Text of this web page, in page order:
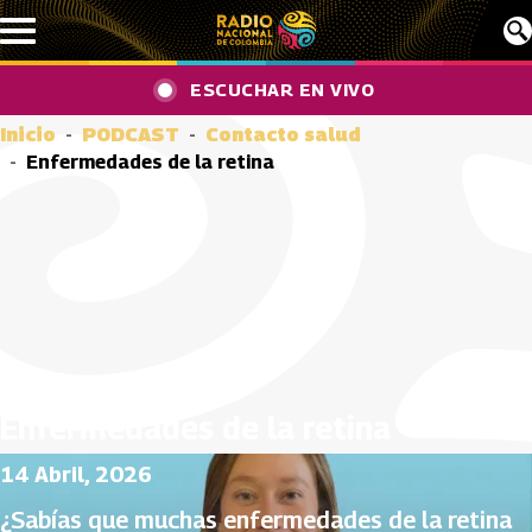
Pasar al contenido principal
ESCUCHAR EN VIVO
Inicio PODCAST
Contacto salud
Enfermedades de la retina
14 Abril, 2026
¿Sabías que muchas enfermedades de la retina